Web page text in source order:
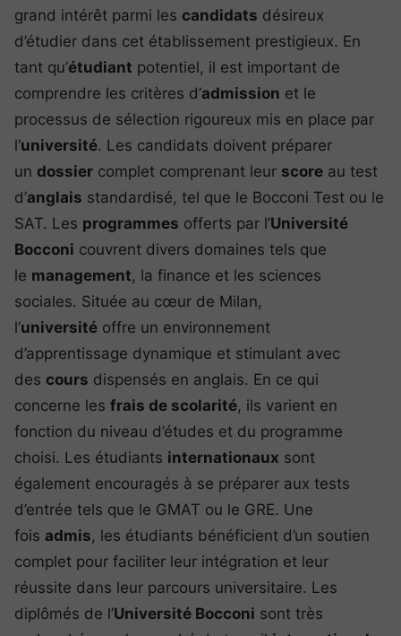
grand intérêt parmi les candidats désireux
d’étudier dans cet établissement prestigieux. En
tant qu’étudiant potentiel, il est important de
comprendre les critères d’admission et le
processus de sélection rigoureux mis en place par
l’université. Les candidats doivent préparer
un dossier complet comprenant leur score au test
d’anglais standardisé, tel que le Bocconi Test ou le
SAT. Les programmes offerts par l’Université
Bocconi couvrent divers domaines tels que
le management, la finance et les sciences
sociales. Située au cœur de Milan,
l’université offre un environnement
d’apprentissage dynamique et stimulant avec
des cours dispensés en anglais. En ce qui
concerne les frais de scolarité, ils varient en
fonction du niveau d’études et du programme
choisi. Les étudiants internationaux sont
également encouragés à se préparer aux tests
d’entrée tels que le GMAT ou le GRE. Une
fois admis, les étudiants bénéficient d’un soutien
complet pour faciliter leur intégration et leur
réussite dans leur parcours universitaire. Les
diplômés de l’Université Bocconi sont très